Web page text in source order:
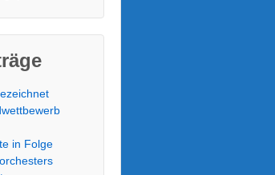
in Folge